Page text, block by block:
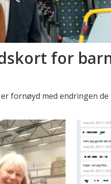
for
fornøyd med endringen